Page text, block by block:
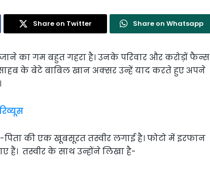
Share on Twitter Share on Whatsapp
का गम बहुत गहरा है। उनके परिवार और करोड़ों फैन्स
के बेटे बाबिल खान अक्सर उन्हें याद करते हुए अपने
पिता की एक खूबसूरत तस्वीर लगाई है। फोटो में इरफान
तस्वीर के साथ उन्होंने लिखा है-